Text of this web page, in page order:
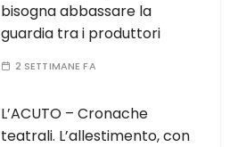
bisogna abbassare la
guardia tra i produttori
2 SETTIMANE FA
L’ACUTO – Cronache
teatrali. L’allestimento, con